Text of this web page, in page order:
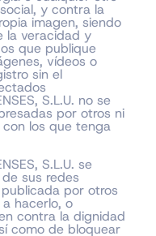
y contra la
imagen, siendo
la veracidad y
que publique
vídeos o
sin el
S.L.U. no se
por otros ni
los que tenga
S.L.U. se
sus redes
por otros
hacerlo, o
contra la dignidad
como de bloquear